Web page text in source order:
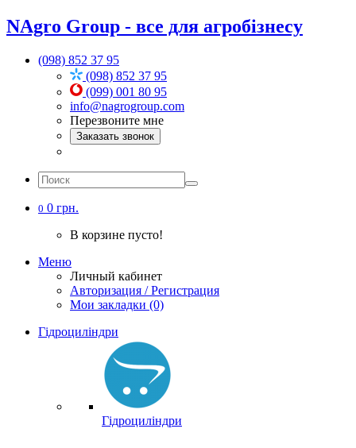
NAgro Group - все для агробізнесу
(098) 852 37 95
(098) 852 37 95
(099) 001 80 95
info@nagrogroup.com
Перезвоните мне
Заказать звонок
0 0 грн.
В корзине пусто!
Меню
Личный кабинет
Авторизация / Регистрация
Мои закладки (0)
Гідроциліндри
Гідроциліндри